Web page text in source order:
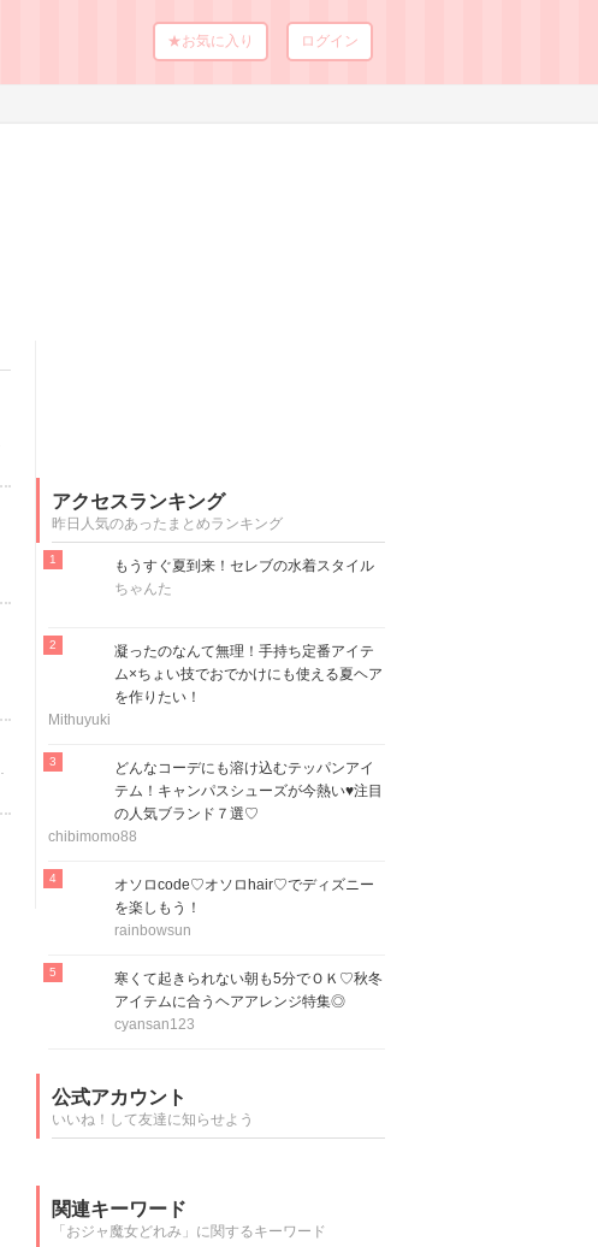
★お気に入り ログイン
アクセスランキング
昨日人気のあったまとめランキング
もうすぐ夏到来！セレブの水着スタイル
ちゃんた
凝ったのなんて無理！手持ち定番アイテ
ム×ちょい技でおでかけにも使える夏ヘア
を作りたい！
Mithuyuki
どんなコーデにも溶け込むテッパンアイ
テム！キャンパスシューズが今熱い♥注目
の人気ブランド７選♡
chibimomo88
オソロcode♡オソロhair♡でディズニー
を楽しもう！
rainbowsun
寒くて起きられない朝も5分でＯＫ♡秋冬
アイテムに合うヘアアレンジ特集◎
cyansan123
公式アカウント
いいね！して友達に知らせよう
関連キーワード
「おジャ魔女どれみ」に関するキーワード